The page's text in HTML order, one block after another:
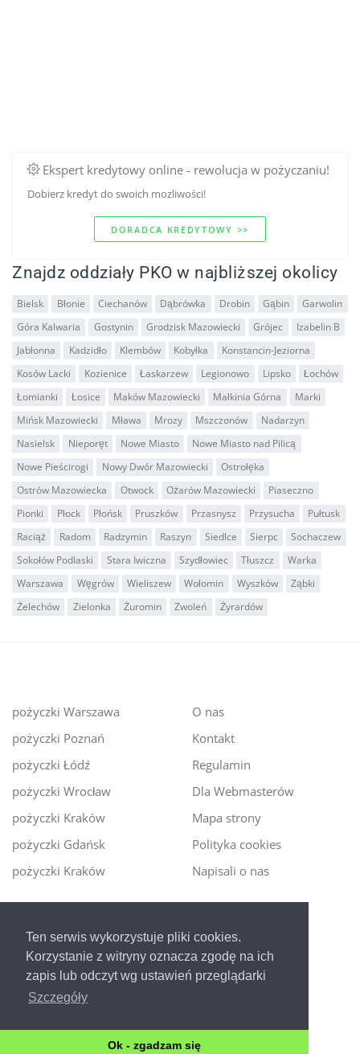
Ten serwis wykorzystuje pliki cookies.
Korzystanie z witryny oznacza zgodę na ich
zapis lub odczyt wg ustawień przeglądarki
Szczegóły
Ok - zgadzam się
Ekspert kredytowy online - rewolucja w pożyczaniu!
Dobierz kredyt do swoich mozliwości!
DORADCA KREDYTOWY >>
Znajdz oddziały PKO w najbliższej okolicy
Bielsk Błonie Ciechanów Dąbrówka Drobin Gąbin
Garwolin
Góra Kalwaria
Gostynin Grodzisk Mazowiecki Grójec
Izabelin B
Jabłonna
Kadzidło Klembów Kobyłka
Konstancin-Jeziorna
Kosów Lacki
Kozienice Łaskarzew Legionowo Lipsko
Łochów
Łomianki
Łosice Maków Mazowiecki Małkinia Górna
Marki
Mińsk Mazowiecki
Mława Mrozy Mszczonów
Nadarzyn
Nasielsk
Nieporęt Nowe Miasto
Nowe Miasto nad Pilicą
Nowe Pieścirogi
Nowy Dwór Mazowiecki
Ostrołęka
Ostrów Mazowiecka
Otwock Ożarów Mazowiecki
Piaseczno
Pionki
Płock Płońsk Pruszków Przasnysz Przysucha
Pułtusk
Raciąż
Radom Radzymin Raszyn Siedlce Sierpc
Sochaczew
Sokołów Podlaski
Stara Iwiczna Szydłowiec Tłuszcz
Warka
Warszawa
Węgrów Wieliszew Wołomin Wyszków
Ząbki
Żelechów
Zielonka Żuromin Zwoleń Żyrardów
pożyczki Warszawa
pożyczki Poznań
pożyczki Łódź
pożyczki Wrocław
pożyczki Kraków
pożyczki Gdańsk
pożyczki Kraków
O nas
Kontakt
Regulamin
Dla Webmasterów
Mapa strony
Polityka cookies
Napisali o nas
Ekspert kredytowy online - nowa era szybkiego i
bezpiecznego pożyczania!